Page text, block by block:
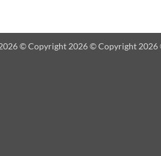
© Copyright 2026 © Copyright